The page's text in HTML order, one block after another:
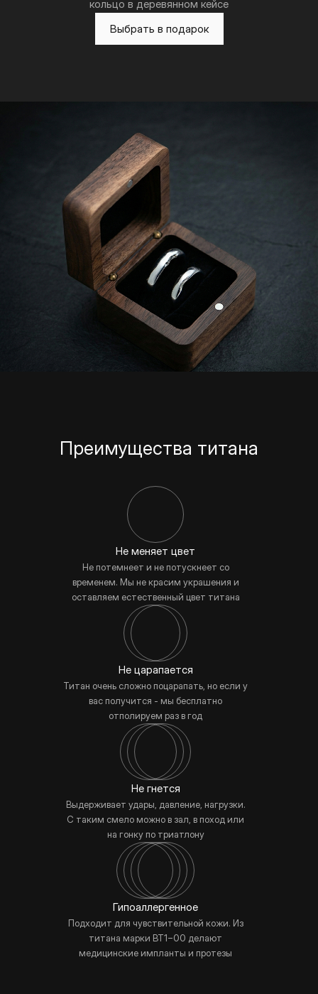
кольцо в деревянном кейсе
Выбрать в подарок
Преимущества титана
Не меняет цвет
Не потемнеет и не потускнеет со
временем. Мы не красим украшения и
оставляем естественный цвет титана
Не царапается
Титан очень сложно поцарапать, но если у
вас получится - мы бесплатно
отполируем раз в год
Не гнется
Выдерживает удары, давление, нагрузки.
С таким смело можно в зал, в поход или
на гонку по триатлону
Гипоаллергенное
Подходит для чувствительной кожи. Из
титана марки BT1−00 делают
медицинские импланты и протезы